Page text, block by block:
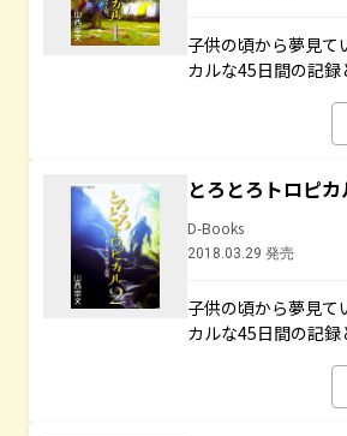
子供の頃から夢見て
カルな45日間の記録
とろとろトロピ
D-Books
2018.03.29 発売
子供の頃から夢見て
カルな45日間の記録